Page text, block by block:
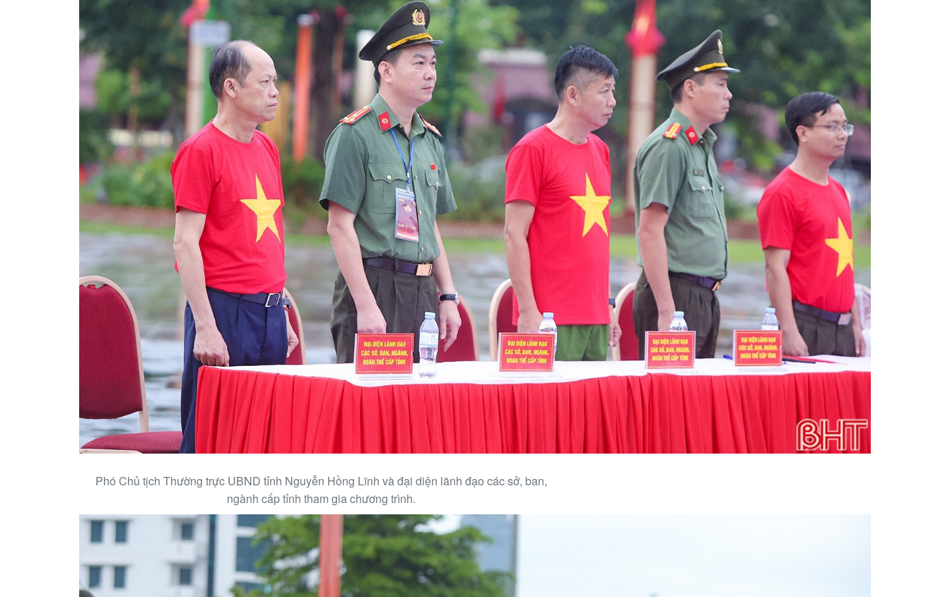
Phó Chủ tịch Thường trực UBND tỉnh Nguyễn Hồng Lĩnh và đại diện lãnh đạo các sở, ban,
ngành cấp tỉnh tham gia chương trình.